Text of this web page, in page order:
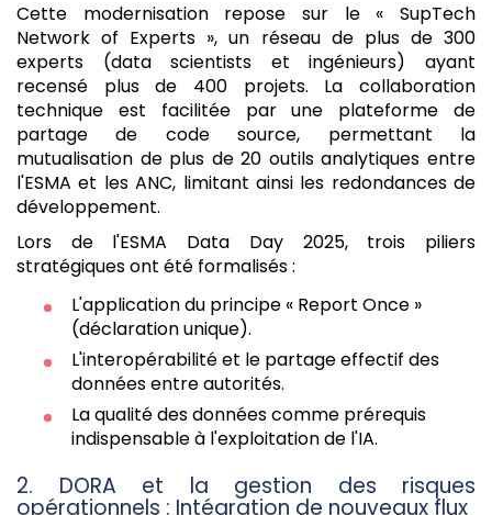
Cette modernisation repose sur le « SupTech
Network of Experts », un réseau de plus de 300
experts (data scientists et ingénieurs) ayant
recensé plus de 400 projets. La collaboration
technique est facilitée par une plateforme de
partage de code source, permettant la
mutualisation de plus de 20 outils analytiques entre
l'ESMA et les ANC, limitant ainsi les redondances de
développement.
Lors de l'ESMA Data Day 2025, trois piliers
stratégiques ont été formalisés :
L'application du principe « Report Once »
(déclaration unique).
L'interopérabilité et le partage effectif des
données entre autorités.
La qualité des données comme prérequis
indispensable à l'exploitation de l'IA.
2. DORA et la gestion des risques
opérationnels : Intégration de nouveaux flux